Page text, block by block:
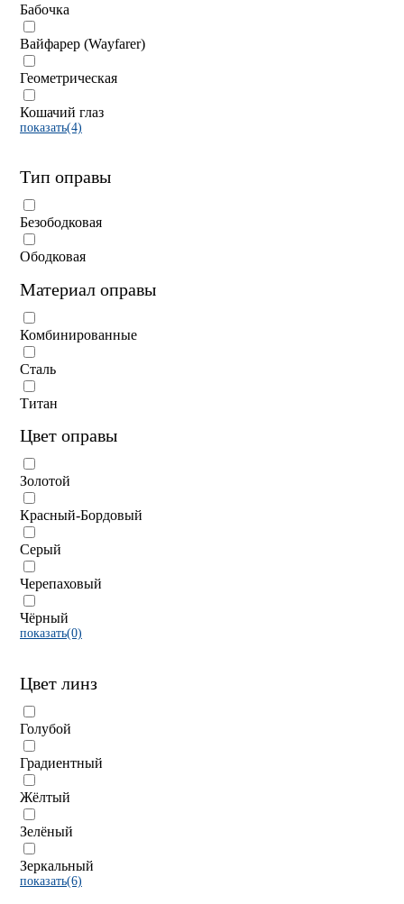
Бабочка
Вайфарер (Wayfarer)
Геометрическая
Кошачий глаз
показать(4)
Тип оправы
Безободковая
Ободковая
Материал оправы
Комбинированные
Сталь
Титан
Цвет оправы
Золотой
Красный-Бордовый
Серый
Черепаховый
Чёрный
показать(0)
Цвет линз
Голубой
Градиентный
Жёлтый
Зелёный
Зеркальный
показать(6)